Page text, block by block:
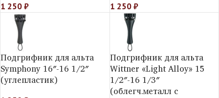
1 250₽ 1 250₽
Подгрифник для альта
Symphony 16″-16 1/2″
(углепластик)
Подгрифник для альта
Wittner «Light Alloy» 15
1/2″-16 1/3″
(облегч.металл с